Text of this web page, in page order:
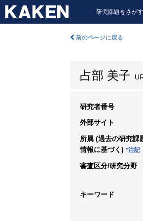
研究課題をさがす
前のページに戻る
占部 美子
研究者番号
外部サイト
所属 (過去の研究課
情報に基づく) *注記
審査区分/研究分野
キーワード